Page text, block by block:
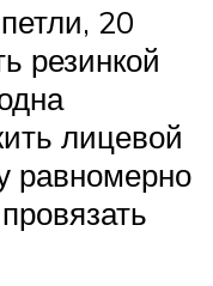
20
резинкой
лицевой
равномерно